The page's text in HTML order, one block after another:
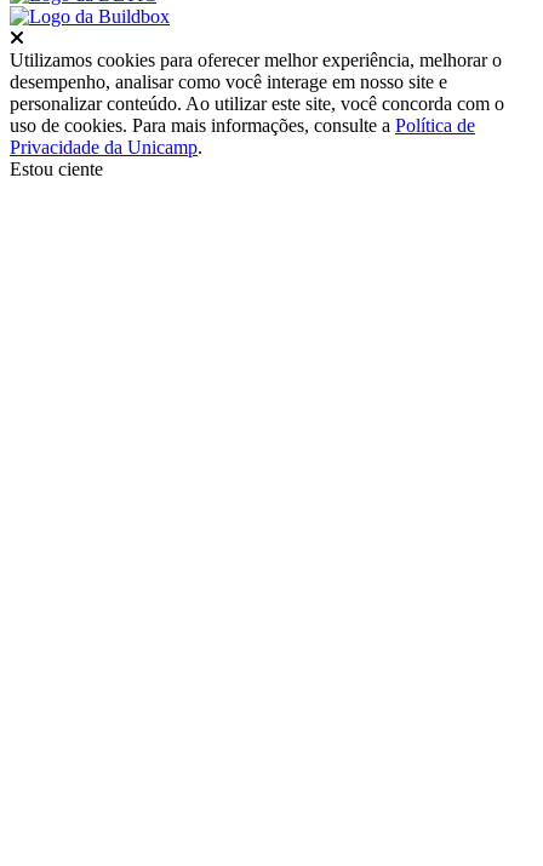
Utilizamos cookies para oferecer melhor experiência, melhorar o
desempenho, analisar como você interage em nosso site e
personalizar conteúdo. Ao utilizar este site, você concorda com o
uso de cookies. Para mais informações, consulte a Política de
Privacidade da Unicamp.
Estou ciente